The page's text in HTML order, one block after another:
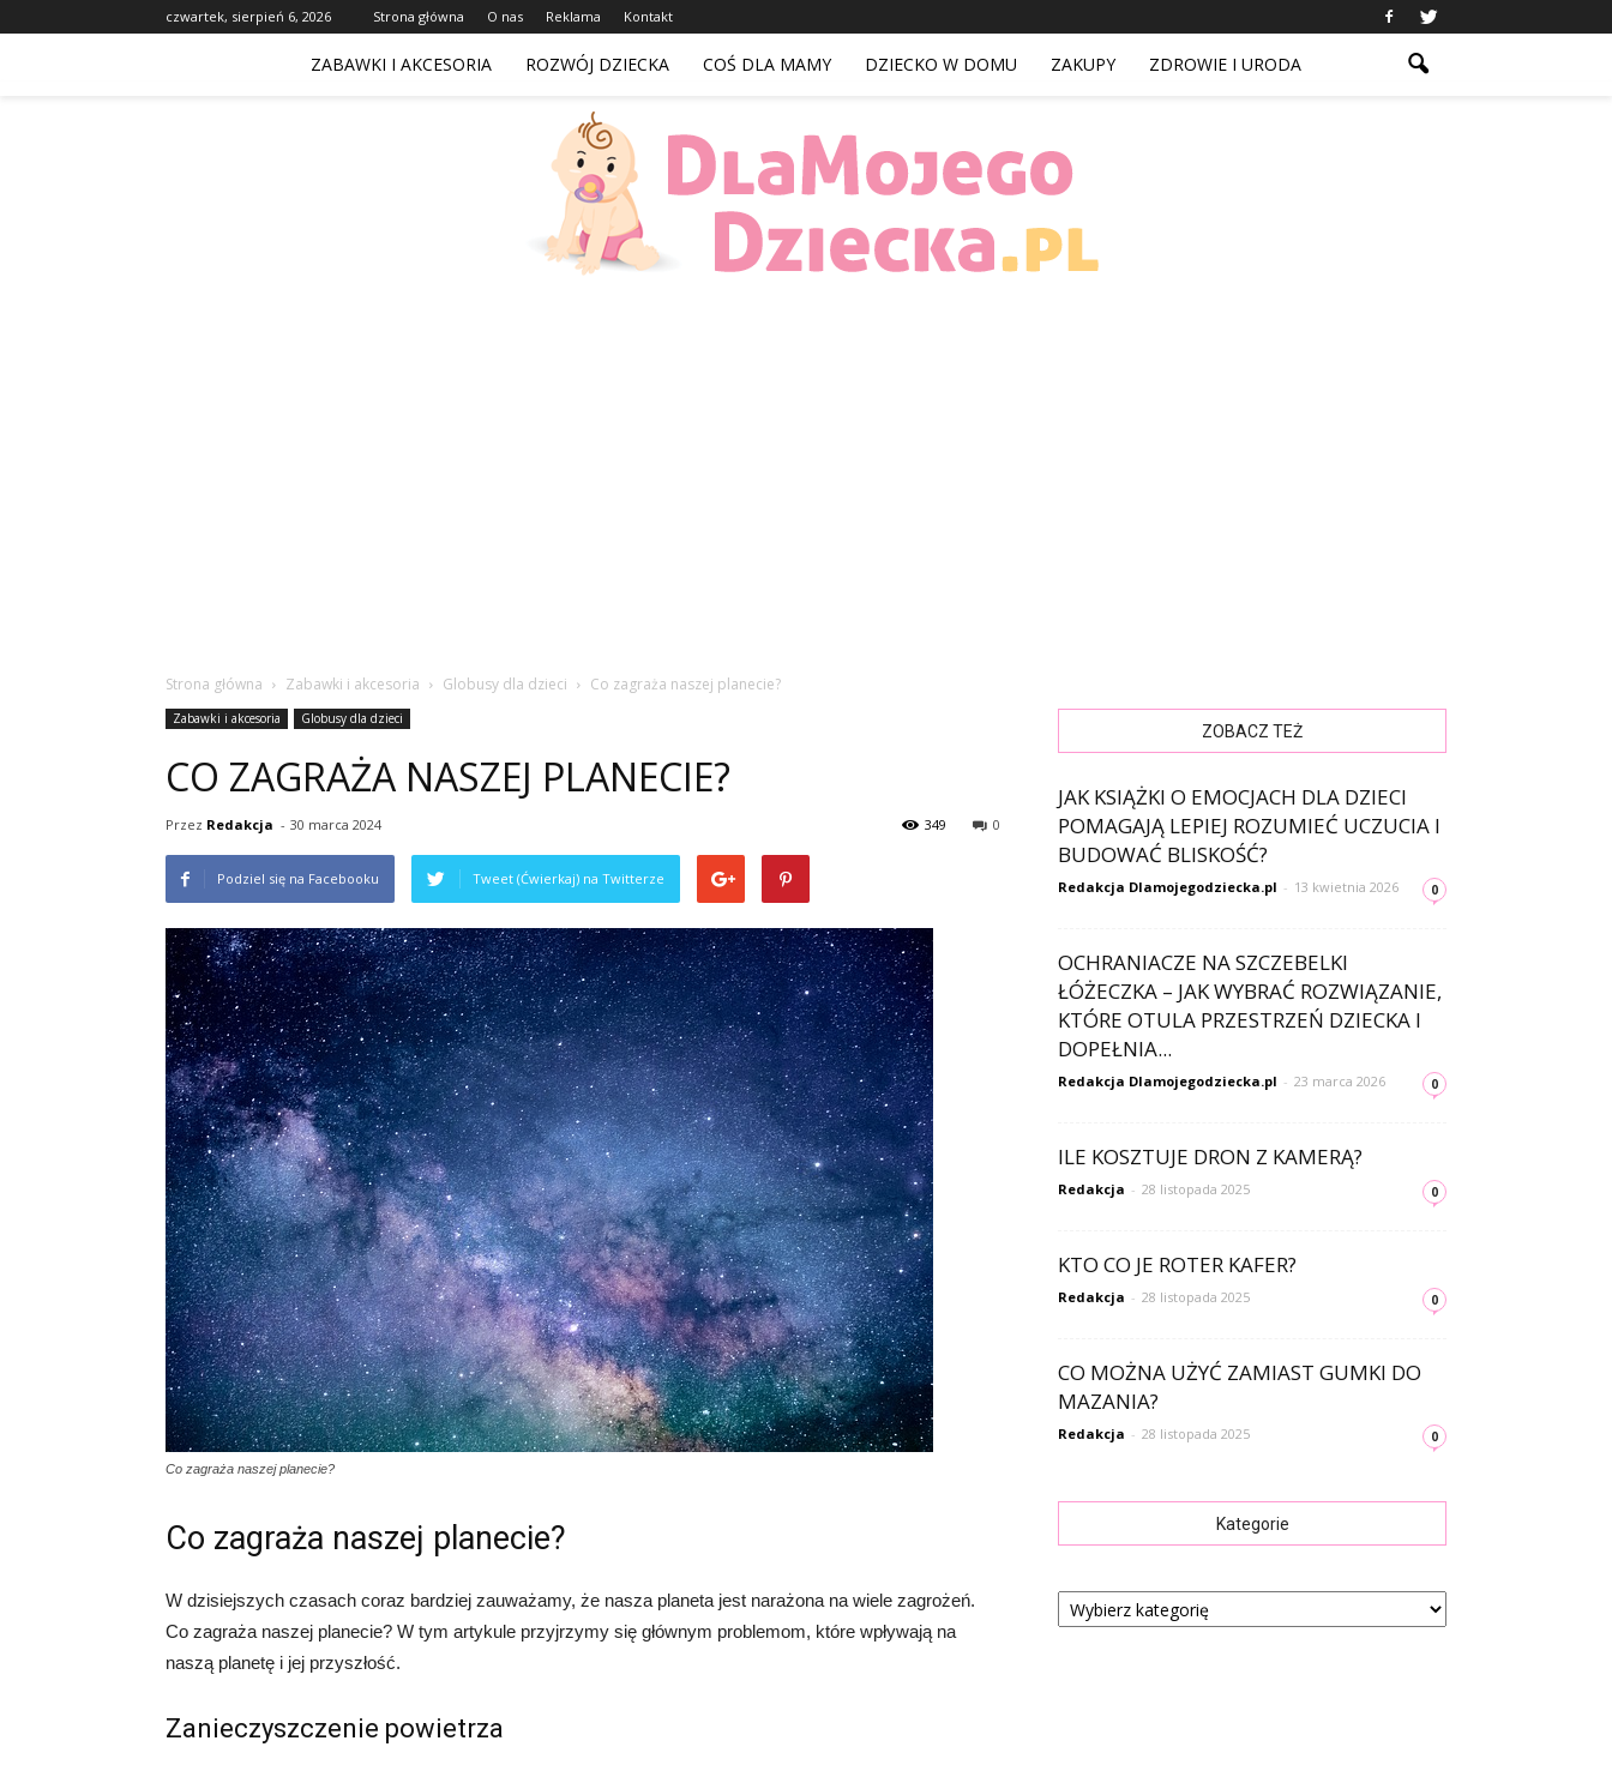
czwartek, sierpień 6, 2026 Strona główna O nas Reklama Kontakt
ZABAWKI I AKCESORIA ROZWÓJ DZIECKA COŚ DLA MAMY DZIECKO W DOMU ZAKUPY ZDROWIE I URODA
Strona główna Zabawki i akcesoria Globusy dla dzieci Co zagraża naszej planecie?
Zabawki i akcesoria Globusy dla dzieci
CO ZAGRAŻA NASZEJ PLANECIE?
Przez Redakcja - 30 marca 2024 0
349
Podziel się na Facebooku Tweet (Ćwierkaj) na Twitterze
Co zagraża naszej planecie?
Co zagraża naszej planecie?
W dzisiejszych czasach coraz bardziej zauważamy, że nasza planeta jest narażona na wiele zagrożeń.
Co zagraża naszej planecie? W tym artykule przyjrzymy się głównym problemom, które wpływają na
naszą planetę i jej przyszłość.
Zanieczyszczenie powietrza
ZOBACZ TEŻ
JAK KSIĄŻKI O EMOCJACH DLA DZIECI
POMAGAJĄ LEPIEJ ROZUMIEĆ UCZUCIA I
BUDOWAĆ BLISKOŚĆ?
Redakcja Dlamojegodziecka.pl - 13 kwietnia 2026 0
OCHRANIACZE NA SZCZEBELKI
ŁÓŻECZKA – JAK WYBRAĆ ROZWIĄZANIE,
KTÓRE OTULA PRZESTRZEŃ DZIECKA I
DOPEŁNIA...
Redakcja Dlamojegodziecka.pl - 23 marca 2026 0
ILE KOSZTUJE DRON Z KAMERĄ?
Redakcja - 28 listopada 2025 0
KTO CO JE ROTER KAFER?
Redakcja - 28 listopada 2025 0
CO MOŻNA UŻYĆ ZAMIAST GUMKI DO
MAZANIA?
Redakcja - 28 listopada 2025 0
Kategorie
Kategorie